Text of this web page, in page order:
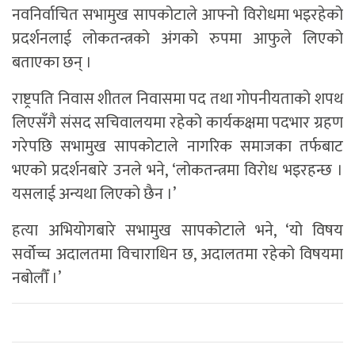
नवनिर्वाचित सभामुख सापकोटाले आफ्नो विरोधमा भइरहेको
प्रदर्शनलाई लोकतन्त्रको अंगको रुपमा आफुले लिएको
बताएका छन् ।
राष्ट्रपति निवास शीतल निवासमा पद तथा गोपनीयताको शपथ
लिएसँगै संसद सचिवालयमा रहेको कार्यकक्षमा पदभार ग्रहण
गरेपछि सभामुख सापकोटाले नागरिक समाजका तर्फबाट
भएको प्रदर्शनबारे उनले भने, ‘लोकतन्त्रमा विरोध भइरहन्छ ।
यसलाई अन्यथा लिएको छैन ।’
हत्या अभियोगबारे सभामुख सापकोटाले भने, ‘यो विषय
सर्वोच्च अदालतमा विचाराधिन छ, अदालतमा रहेको विषयमा
नबोलौँ ।’